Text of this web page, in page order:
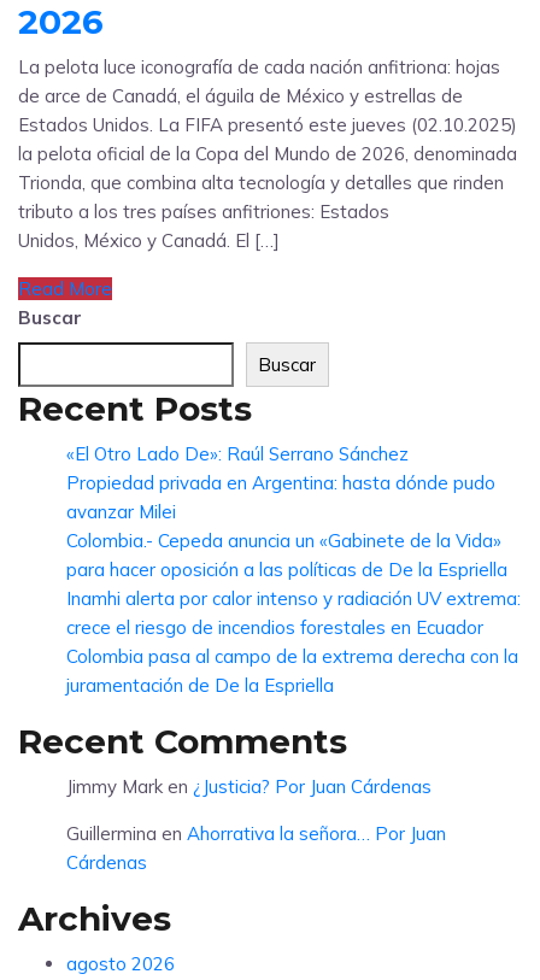
2026
La pelota luce iconografía de cada nación anfitriona: hojas
de arce de Canadá, el águila de México y estrellas de
Estados Unidos. La FIFA presentó este jueves (02.10.2025)
la pelota oficial de la Copa del Mundo de 2026, denominada
Trionda, que combina alta tecnología y detalles que rinden
tributo a los tres países anfitriones: Estados
Unidos, México y Canadá. El […]
Read More
Buscar
Buscar
Recent Posts
«El Otro Lado De»: Raúl Serrano Sánchez
Propiedad privada en Argentina: hasta dónde pudo
avanzar Milei
Colombia.- Cepeda anuncia un «Gabinete de la Vida»
para hacer oposición a las políticas de De la Espriella
Inamhi alerta por calor intenso y radiación UV extrema:
crece el riesgo de incendios forestales en Ecuador
Colombia pasa al campo de la extrema derecha con la
juramentación de De la Espriella
Recent Comments
Jimmy Mark en ¿Justicia? Por Juan Cárdenas
Guillermina en Ahorrativa la señora… Por Juan
Cárdenas
Archives
agosto 2026